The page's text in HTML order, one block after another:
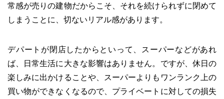
常感が売りの建物だからこそ、それを続けられずに閉めて
しまうことに、切ないリアル感があります。
デパートが閉店したからといって、スーパーなどがあれ
ば、日常生活に大きな影響はありません。ですが、休日の
楽しみに出かけることや、スーパーよりもワンランク上の
買い物ができなくなるので、プライベートに対しての損失